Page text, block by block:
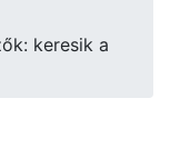
keresik a